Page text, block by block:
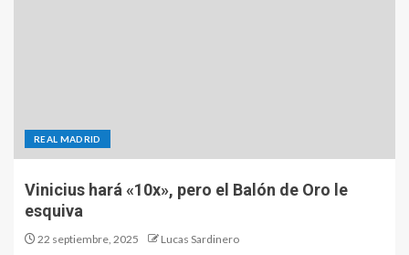
REAL MADRID
Vinicius hará «10x», pero el Balón de Oro le
esquiva
22 septiembre, 2025 Lucas Sardinero